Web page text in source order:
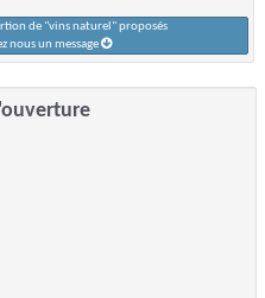
de "vins naturel" proposés
nous un message